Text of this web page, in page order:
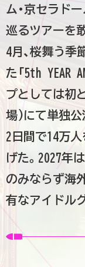
ム・京セラド
巡るツアーを
4月、桜舞う季
た「5th YEAR
プとしては初
場)にて単独公
2日間で14万
げた。2027年
のみならず海
有なアイドル